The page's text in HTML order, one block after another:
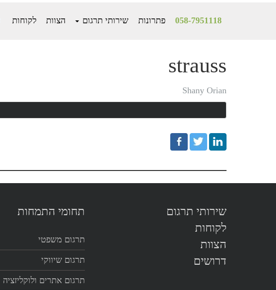
058-7951118 פתרונות שירותי תרגום הצוות לקוחות
strauss
Shany Orian
שירותי תרגום
לקוחות
הצוות
דרושים
תחומי התמחות
תרגום משפטי
תרגום שיווקי
תרגום אתרים ולוקליזציה